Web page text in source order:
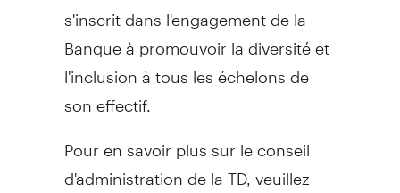
s'inscrit dans l'engagement de la
Banque à promouvoir la diversité et
l'inclusion à tous les échelons de
son effectif.
Pour en savoir plus sur le conseil
d'administration de la TD, veuillez